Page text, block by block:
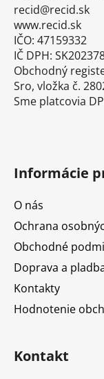
recid@recid.sk
www.recid.sk
IČO: 47159332
IČ DPH:
Obchodný
Sro, vložka č.
Sme platcovia
Informácie
O nás
Ochrana
Obchodné
Doprava a
Kontakty
Hodnotenie
Kontakt